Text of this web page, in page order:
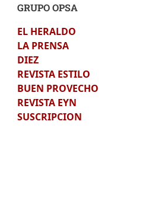
GRUPO OPSA
EL HERALDO
LA PRENSA
DIEZ
REVISTA ESTILO
BUEN PROVECHO
REVISTA EYN
SUSCRIPCION